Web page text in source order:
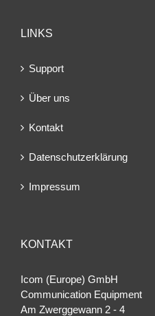
LINKS
Support
Über uns
Kontakt
Datenschutzerklärung
Impressum
KONTAKT
Icom (Europe) GmbH
Communication Equipment
Am Zwerggewann 2 ‐ 4